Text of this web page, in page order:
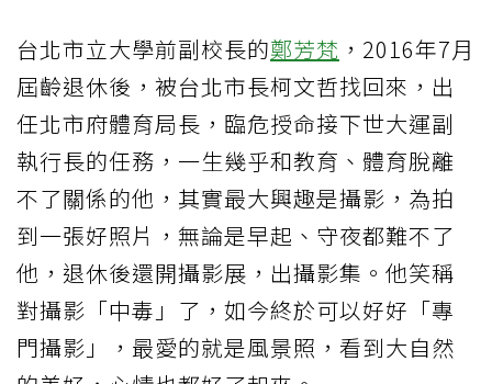
台北市立大學前副校長的鄭芳梵 ，2016年7月
屆齡退休後，被台北市長柯文哲找回來，出
任北市府體育局長，臨危授命接下世大運副
執行長的任務，一生幾乎和教育、體育脫離
不了關係的他，其實最大興趣是攝影，為拍
到一張好照片，無論是早起、守夜都難不了
他，退休後還開攝影展，出攝影集。他笑稱
對攝影「中毒」了，如今終於可以好好「專
門攝影」，最愛的就是風景照，看到大自然